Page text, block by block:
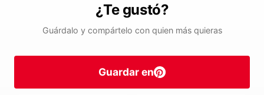
¿Te gustó?
Guárdalo y compártelo con quien más quieras
Guardar en